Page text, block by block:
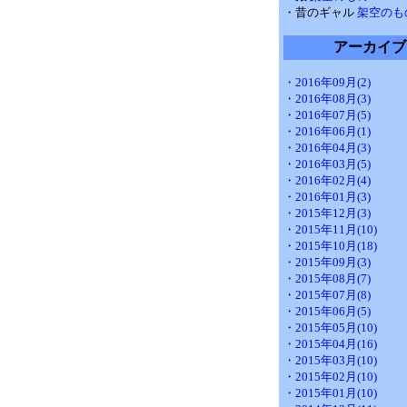
・昔のギャル 架空のも
アーカイブ
・2016年09月(2)
・2016年08月(3)
・2016年07月(5)
・2016年06月(1)
・2016年04月(3)
・2016年03月(5)
・2016年02月(4)
・2016年01月(3)
・2015年12月(3)
・2015年11月(10)
・2015年10月(18)
・2015年09月(3)
・2015年08月(7)
・2015年07月(8)
・2015年06月(5)
・2015年05月(10)
・2015年04月(16)
・2015年03月(10)
・2015年02月(10)
・2015年01月(10)